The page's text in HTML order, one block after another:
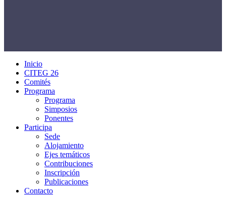
Inicio
CITEG 26
Comités
Programa
Programa
Simposios
Ponentes
Participa
Sede
Alojamiento
Ejes temáticos
Contribuciones
Inscripción
Publicaciones
Contacto